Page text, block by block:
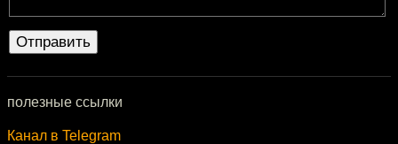
полезные ссылки
Канал в Telegram